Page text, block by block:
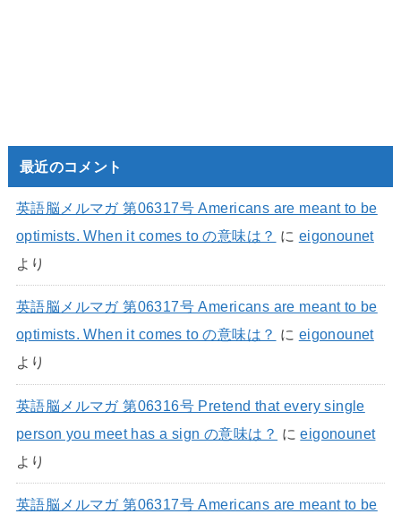
最近のコメント
英語脳メルマガ 第06317号 Americans are meant to be
optimists. When it comes to の意味は？ に eigonounet
より
英語脳メルマガ 第06317号 Americans are meant to be
optimists. When it comes to の意味は？ に eigonounet
より
英語脳メルマガ 第06316号 Pretend that every single
person you meet has a sign の意味は？ にeigonounet
より
英語脳メルマガ 第06317号 Americans are meant to be